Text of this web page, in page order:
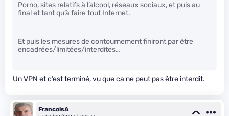
Porno, sites relatifs à l’alcool, réseaux sociaux, et puis au
final et tant qu’à faire tout Internet.
Et puis les mesures de contournement finiront par être
encadrées/limitées/interdites…
Un VPN et c’est terminé, vu que ca ne peut pas être interdit.
FrancoisA